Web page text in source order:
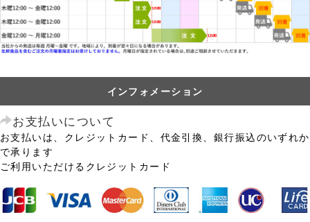
インフォメーション
お支払いについて
お支払いは、クレジットカード、代金引換、銀行振込のいずれか
で承ります
ご利用いただけるクレジットカード